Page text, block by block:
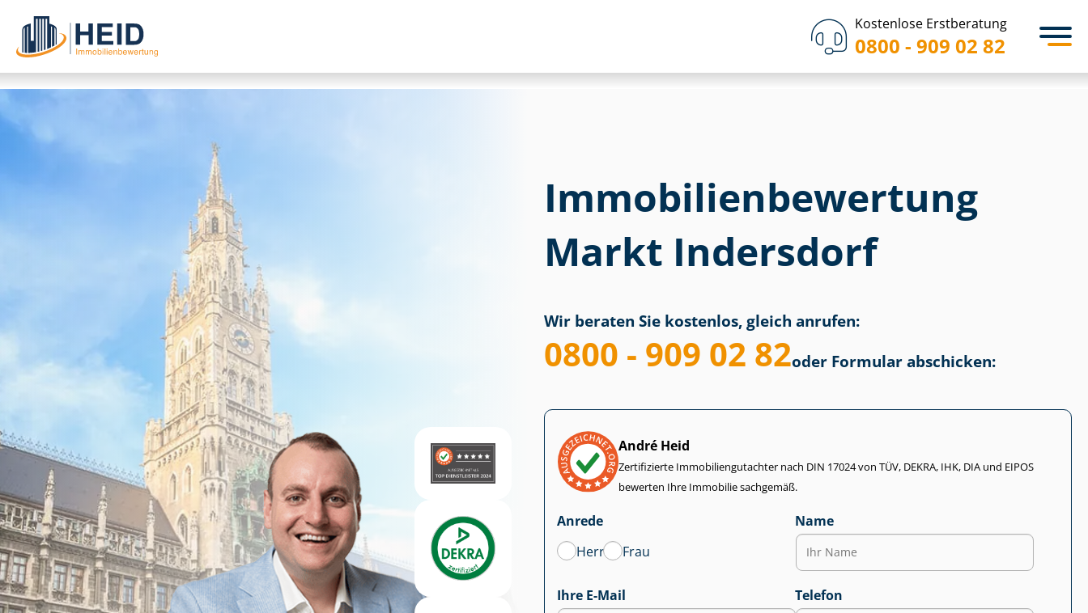
Kostenlose Erstberatung
0800 - 909 02 82
Immobilien­bewertung
Markt Indersdorf
Wir beraten Sie kostenlos, gleich anrufen:
0800 - 909 02 82oder Formular abschicken:
André Heid
Zertifizierte Im­mo­bi­li­en­gut­ach­ter nach DIN 17024 von TÜV, DEKRA, IHK, DIA und EIPOS
bewerten Ihre Immobilie sachgemäß.
Anrede
Herr
Frau
Name
Ihre E-Mail Telefon